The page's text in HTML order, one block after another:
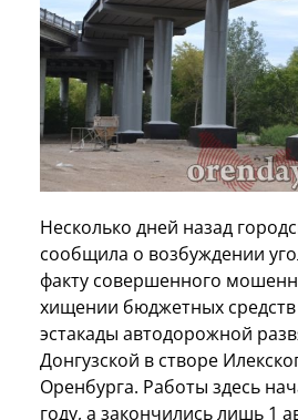
Несколько дней назад
сообщила о возбуждении
факту совершенного
хищении бюджетных
эстакады автодорожной
Донгузской в створе
Оренбурга. Работы здесь
году, а закончились лишь 1